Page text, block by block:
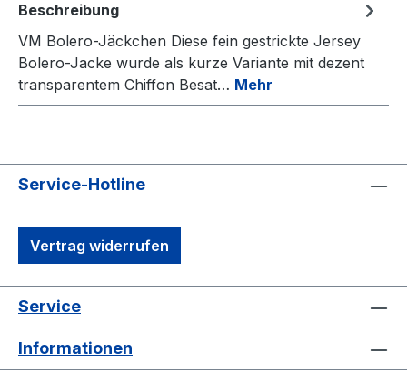
Beschreibung
VM Bolero-Jäckchen Diese fein gestrickte Jersey
Bolero-Jacke wurde als kurze Variante mit dezent
transparentem Chiffon Besat… Mehr
Service-Hotline
Vertrag widerrufen
Service
Informationen